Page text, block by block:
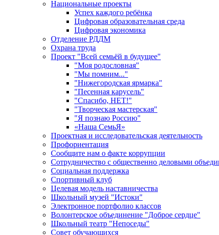
Национальные проекты
Успех каждого ребёнка
Цифровая образовательная среда
Цифровая экономика
Отделение РДДМ
Охрана труда
Проект "Всей семьёй в будущее"
"Моя родословная"
"Мы помним..."
"Нижегородская ярмарка"
"Песенная карусель"
"Спасибо, НЕТ!"
"Творческая мастерская"
"Я познаю Россию"
«Наша СемьЯ»
Проектная и исследовательская деятельность
Профориентация
Сообщите нам о факте коррупции
Сотрудничество с общественно деловыми
Социальная поддержка
Спортивный клуб
Целевая модель наставничества
Школьный музей "Истоки"
Электронное портфолио классов
Волонтерское объединение "Доброе сердце"
Школьный театр "Непоседы"
Совет обучающихся